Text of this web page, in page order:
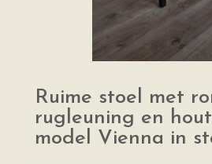
Ruime stoel met
rugleuning en
model Vienna in